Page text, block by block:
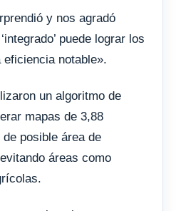
y nos agradó
puede lograr los
notable».
un algoritmo de
mapas de 3,88
posible área de
áreas como